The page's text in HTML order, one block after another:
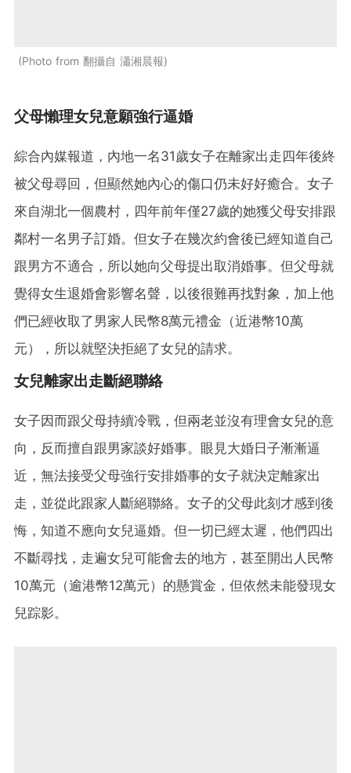
Photo from 翻攝自 瀟湘晨報
父母懶理女兒意願強行逼婚
綜合內媒報道，內地一名31歲女子在離家出走四年後終
被父母尋回，但顯然她內心的傷口仍未好好癒合。女子
來自湖北一個農村，四年前年僅27歲的她獲父母安排跟
鄰村一名男子訂婚。但女子在幾次約會後已經知道自己
跟男方不適合，所以她向父母提出取消婚事。但父母就
覺得女生退婚會影響名聲，以後很難再找對象，加上他
們已經收取了男家人民幣8萬元禮金（近港幣10萬
元），所以就堅決拒絕了女兒的請求。
女兒離家出走斷絕聯絡
女子因而跟父母持續冷戰，但兩老並沒有理會女兒的意
向，反而擅自跟男家談好婚事。眼見大婚日子漸漸逼
近，無法接受父母強行安排婚事的女子就決定離家出
走，並從此跟家人斷絕聯絡。女子的父母此刻才感到後
悔，知道不應向女兒逼婚。但一切已經太遲，他們四出
不斷尋找，走遍女兒可能會去的地方，甚至開出人民幣
10萬元（逾港幣12萬元）的懸賞金，但依然未能發現女
兒踪影。